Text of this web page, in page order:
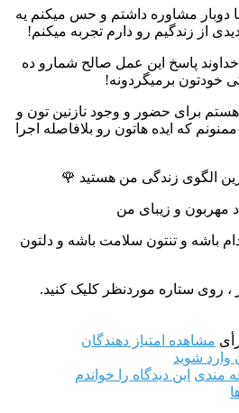
دوبار مشاوره داشتم و حس میکنم یه
از زندگیم رو دارم تجربه میکنم!
پاسخ این عمل صالح شمارو ده
خودتون برمیگردونه!
برای حضور و وجود نازنین تون و
که ایده هاتون رو بلافاصله اجرا
الگوی زندگی من هستید 🌹
مهربون و زیبای من
باشه و تنتون سلامت باشه و دلتون
، روی ستاره موردنظر کلیک کنید.
مشاهده امتیاز دهندگان
وارد شوید
مندی این دیدگاه را خواندم